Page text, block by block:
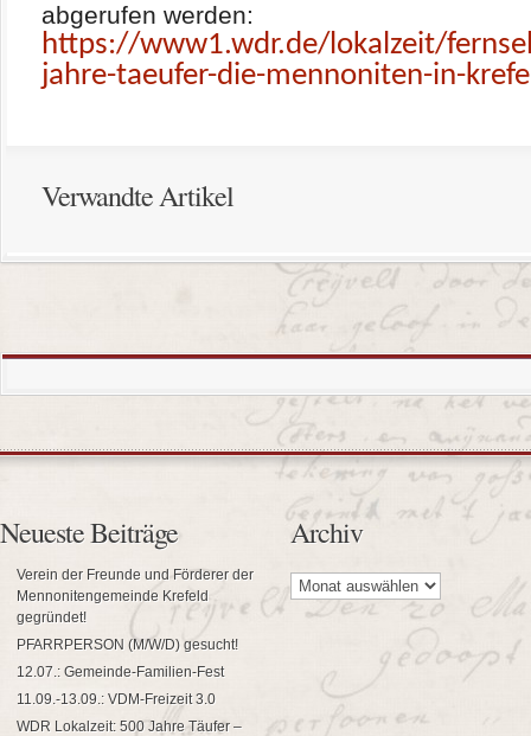
abgerufen werden:
https://www1.wdr.de/lokalzeit/
jahre-taeufer-die-mennoniten-in-
Verwandte Artikel
Neueste Beiträge
Verein der Freunde und Förderer der
Mennonitengemeinde Krefeld
gegründet!
PFARRPERSON (M/W/D) gesucht!
12.07.: Gemeinde-Familien-Fest
11.09.-13.09.: VDM-Freizeit 3.0
WDR Lokalzeit: 500 Jahre Täufer –
Archiv
Archiv